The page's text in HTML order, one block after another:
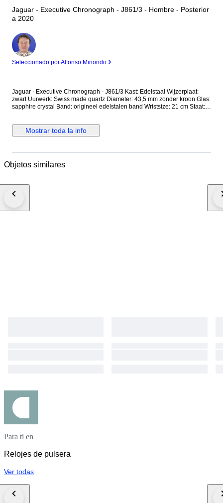
Jaguar - Executive Chronograph - J861/3 - Hombre - Posterior
a 2020
Experto
Seleccionado por Alfonso Minondo
Jaguar - Executive Chronograph - J861/3 Kast: Edelstaal Wijzerplaat:
zwart Uurwerk: Swiss made quartz Diameter: 43,5 mm zonder kroon Glas:
sapphire crystal Band: origineel edelstalen band Wristsize: 21 cm Staat:
verzekerd verstuurd (DHL-express).
Mostrar toda la info
Objetos similares
Para ti en
Relojes de pulsera
Ver todas